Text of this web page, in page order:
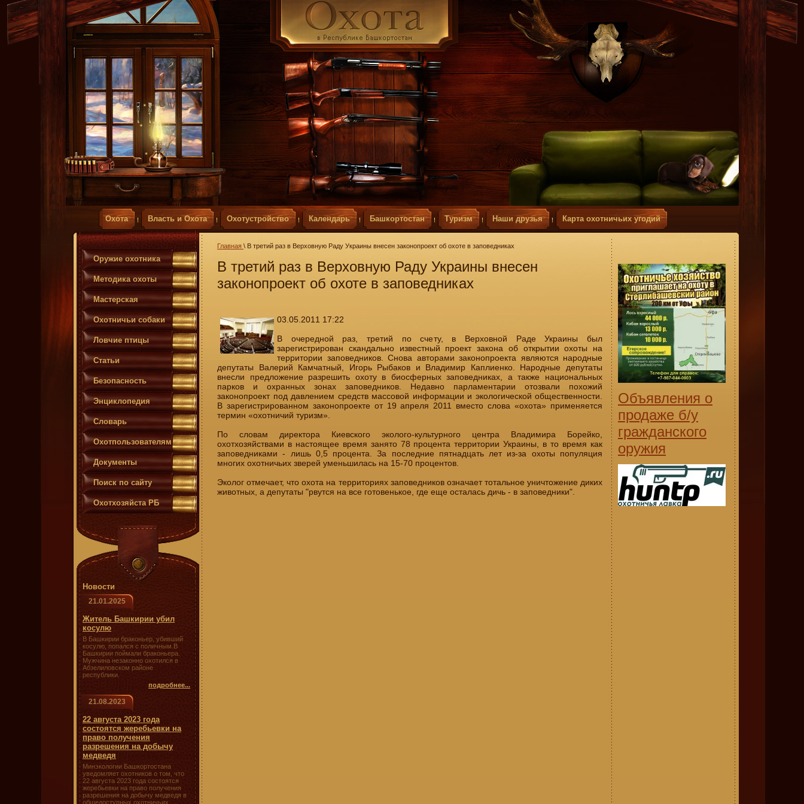
Охота Власть и Охота Охотустройство Календарь Башкортостан Туризм Наши друзья Карта охотничьих угодий
Оружие охотника
Методика охоты
Мастерская
Охотничьи собаки
Ловчие птицы
Статьи
Безопасность
Энциклопедия
Словарь
Охотпользователям
Документы
Поиск по сайту
Охотхозяйста РБ
Новости
21.01.2025
Житель Башкирии убил
косулю
В Башкирии браконьер, убивший
косулю, попался с поличным.В
Башкирии поймали браконьера.
Мужчина незаконно охотился в
Абзелиловском районе
республики.
подробнее...
21.08.2023
22 августа 2023 года
состоятся жеребьевки на
право получения
разрешения на добычу
медведя
Минэкологии Башкортостана
уведомляет охотников о том, что
22 августа 2023 года состоятся
жеребьевки на право получения
разрешения на добычу медведя в
общедоступных охотничьих
Главная \ В третий раз в Верховную Раду Украины внесен законопроект об охоте в заповедниках
В третий раз в Верховную Раду Украины внесен
законопроект об охоте в заповедниках
03.05.2011 17:22
В очередной раз, третий по счету, в Верховной Раде Украины был
зарегистрирован скандально известный проект закона об открытии охоты на
территории заповедников. Снова авторами законопроекта являются народные
депутаты Валерий Камчатный, Игорь Рыбаков и Владимир Каплиенко. Народные депутаты
внесли предложение разрешить охоту в биосферных заповедниках, а также национальных
парков и охранных зонах заповедников. Недавно парламентарии отозвали похожий
законопроект под давлением средств массовой информации и экологической общественности.
В зарегистрированном законопроекте от 19 апреля 2011 вместо слова «охота» применяется
термин «охотничий туризм».
По словам директора Киевского эколого-культурного центра Владимира Борейко,
охотхозяйствами в настоящее время занято 78 процента территории Украины, в то время как
заповедниками - лишь 0,5 процента. За последние пятнадцать лет из-за охоты популяция
многих охотничьих зверей уменьшилась на 15-70 процентов.
Эколог отмечает, что охота на территориях заповедников означает тотальное уничтожение диких
животных, а депутаты "рвутся на все готовенькое, где еще осталась дичь - в заповедники".
Объявления о
продаже б/у
гражданского
оружия